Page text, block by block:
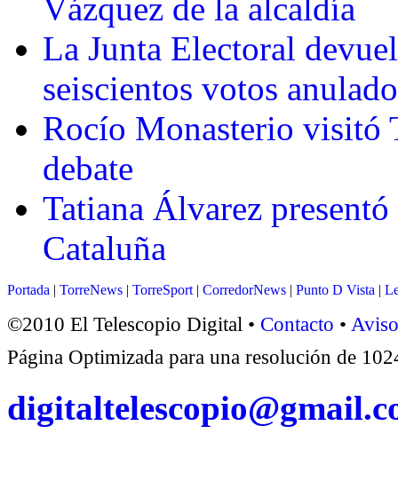
Vázquez de la alcaldía
La Junta Electoral
seiscientos votos
Rocío Monasterio visitó
debate
Tatiana Álvarez
Cataluña
Portada | TorreNews | TorreSport| CorredorNews | Punto D Vista |
©2010 El Telescopio Digital • Contacto •
Página Optimizada para una resolución de